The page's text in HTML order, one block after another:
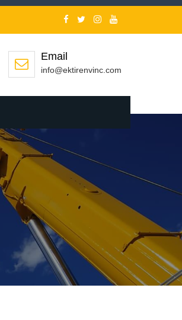
Email
info@ektirenvinc.com